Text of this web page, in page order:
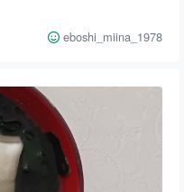
eboshi_miina_1978